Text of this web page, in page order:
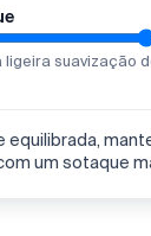
ligeira suavização
equilibrada,
um sotaque